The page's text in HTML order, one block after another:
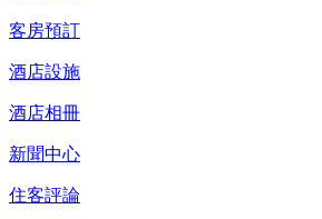
客房預訂
酒店設施
酒店相冊
新聞中心
住客評論